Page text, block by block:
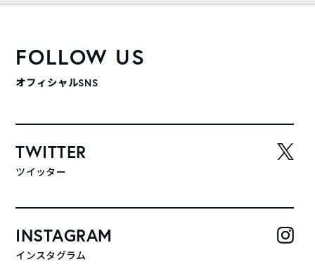
FOLLOW US
オフィシャルSNS
TWITTER
ツイッター
INSTAGRAM
インスタグラム